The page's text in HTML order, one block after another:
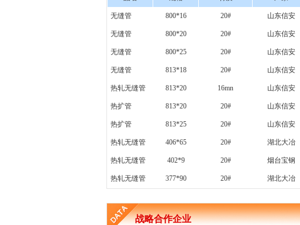
无缝管 800*16 20# 山东信安
无缝管 800*20 20# 山东信安
无缝管 800*25 20# 山东信安
无缝管 813*18 20# 山东信安
热轧无缝管 813*20 16mn 山东信安
热扩管 813*20 20# 山东信安
热扩管 813*25 20# 山东信安
热轧无缝管 406*65 20# 湖北大冶
热轧无缝管 402*9 20# 烟台宝钢
热轧无缝管 377*90 20# 湖北大冶
战略合作企业